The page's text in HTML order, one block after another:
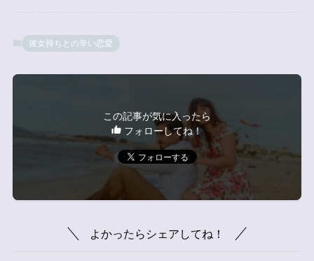
彼女持ちとの辛い恋愛
この記事が気に入ったら
フォローしてね！
よかったらシェアしてね！